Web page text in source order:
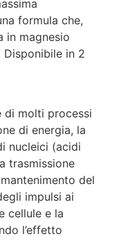
formula che,
in magnesio
Disponibile in 2
di molti processi
di energia, la
nucleici (acidi
trasmissione
del
impulsi ai
cellule e la
l’effetto